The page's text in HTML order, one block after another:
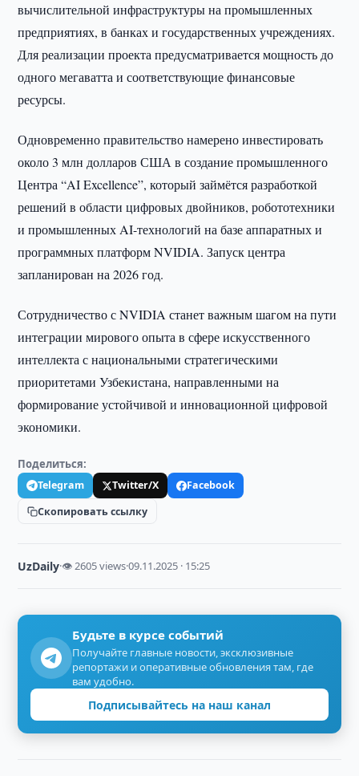
вычислительной инфраструктуры на промышленных
предприятиях, в банках и государственных учреждениях.
Для реализации проекта предусматривается мощность до
одного мегаватта и соответствующие финансовые
ресурсы.
Одновременно правительство намерено инвестировать
около 3 млн долларов США в создание промышленного
Центра “AI Excellence”, который займётся разработкой
решений в области цифровых двойников, робототехники
и промышленных AI-технологий на базе аппаратных и
программных платформ NVIDIA. Запуск центра
запланирован на 2026 год.
Сотрудничество с NVIDIA станет важным шагом на пути
интеграции мирового опыта в сфере искусственного
интеллекта с национальными стратегическими
приоритетами Узбекистана, направленными на
формирование устойчивой и инновационной цифровой
экономики.
Поделиться:
Telegram Twitter/X
Facebook
Скопировать ссылку
UzDaily·👁 2605 views·09.11.2025 · 15:25
Будьте в курсе событий
Получайте главные новости, эксклюзивные
репортажи и оперативные обновления там, где
вам удобно.
Подписывайтесь на наш канал